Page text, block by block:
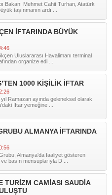
Bakanı Mehmet Cahit Turhan, Atatürk
taşınmanın ardı ...
İFTARINDA BÜYÜK
Uluslararası Havalimanı terminal
organize edi ...
1000 KİŞİLİK İFTAR
Ramazan ayında geleneksel olarak
İftar yemeğine ...
ALMANYA İFTARINDA
Almanya'da faaliyet gösteren
basın mensuplarıyla D ...
TURİZM CAMİASI SAUDİA